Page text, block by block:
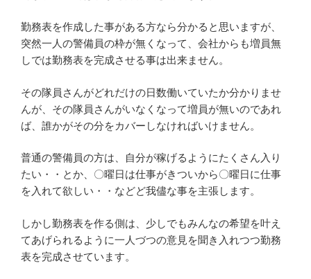
勤務表を作成した事がある方なら分かると思いますが、
突然一人の警備員の枠が無くなって、会社からも増員無
しでは勤務表を完成させる事は出来ません。
その隊員さんがどれだけの日数働いていたか分かりませ
んが、その隊員さんがいなくなって増員が無いのであれ
ば、誰かがその分をカバーしなければいけません。
普通の警備員の方は、自分が稼げるようにたくさん入り
たい・・とか、〇曜日は仕事がきついから〇曜日に仕事
を入れて欲しい・・などど我儘な事を主張します。
しかし勤務表を作る側は、少しでもみんなの希望を叶え
てあげられるように一人づつの意見を聞き入れつつ勤務
表を完成させています。